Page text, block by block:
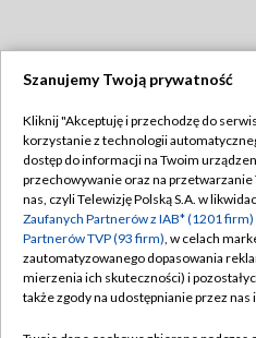
Abonament TVP
Emisja w TVP
Centrum informacji TVP
Naziemna Telewizja Cyfrowa
Polityka
Moje
Szanujemy Twoją prywatność
Kliknij "Akceptuję i przechodzę do
korzystanie z technologii
dostęp do informacji na Twoim
przechowywanie oraz na
nas, czyli Telewizję Polską S.A. w
Zaufanych Partnerów z IAB* (1201 firm)
Partnerów TVP (93 firm), w celach
zautomatyzowanego dopasowania
mierzenia ich skuteczności) i
także zgody na udostępnianie przez